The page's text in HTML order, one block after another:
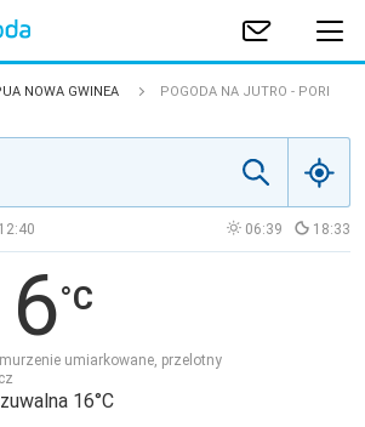
NOWA GWINEA POGODA NA JUTRO - PORI
12:40 06:39 18:33
umiarkowane, przelotny
16°C